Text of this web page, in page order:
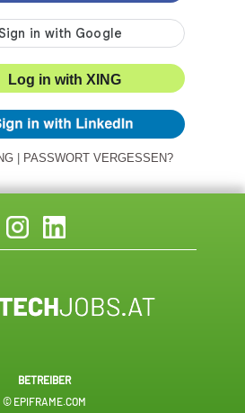
Log in with XING
PASSWORT VERGESSEN?
BETREIBER
© EPIFRAME.COM